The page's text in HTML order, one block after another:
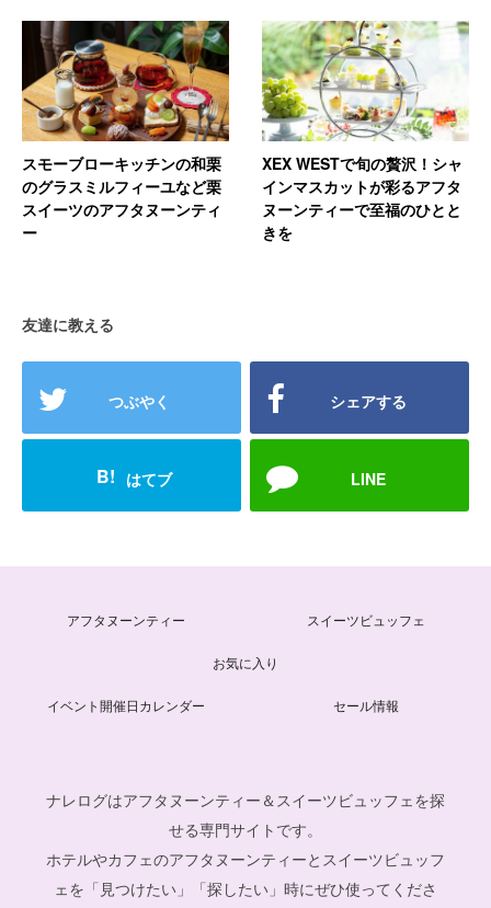
スモーブローキッチンの和栗
のグラスミルフィーユなど栗
スイーツのアフタヌーンティ
ー
XEX WESTで旬の贅沢！シャ
インマスカットが彩るアフタ
ヌーンティーで至福のひとと
きを
友達に教える
つぶやく シェアする
B! はてブ LINE
アフタヌーンティー スイーツビュッフェ
お気に入り
イベント開催日カレンダー セール情報
ナレログはアフタヌーンティー＆スイーツビュッフェを探
せる専門サイトです。
ホテルやカフェのアフタヌーンティーとスイーツビュッフ
ェを「見つけたい」「探したい」時にぜひ使ってくださ